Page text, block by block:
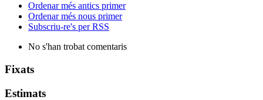
Ordenar més antics primer
Ordenar més nous primer
Subscriu-re's per RSS
No s'han trobat comentaris
Fixats
Estimats